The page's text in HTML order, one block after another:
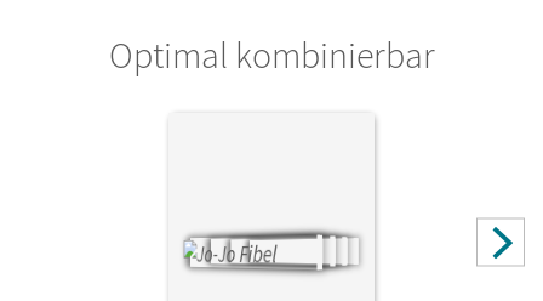
Optimal kombinierbar